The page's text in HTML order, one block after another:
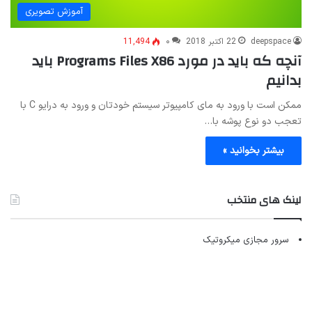
آموزش تصویری
deepspace 22 اکتبر 2018 ۰ 11,494
آنچه که باید در مورد Programs Files X86 باید
بدانیم
ممکن است با ورود به مای کامپیوتر سیستم خودتان و ورود به درایو C با
تعجب دو نوع پوشه با…
بیشتر بخوانید »
لینک های منتخب
سرور مجازی میکروتیک